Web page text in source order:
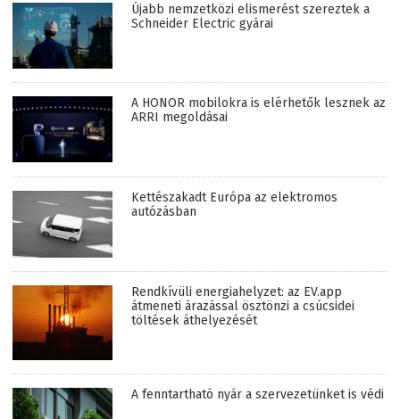
Újabb nemzetközi elismerést szereztek a
Schneider Electric gyárai
A HONOR mobilokra is elérhetők lesznek az
ARRI megoldásai
Kettészakadt Európa az elektromos
autózásban
Rendkívüli energiahelyzet: az EV.app
átmeneti árazással ösztönzi a csúcsidei
töltések áthelyezését
A fenntartható nyár a szervezetünket is védi